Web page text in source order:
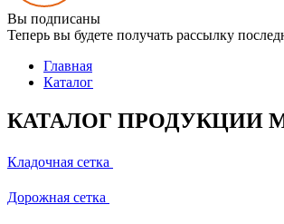
Вы подписаны
Теперь вы будете получать рассылку
Главная
Каталог
КАТАЛОГ ПРОДУКЦИИ
Кладочная сетка
Дорожная сетка